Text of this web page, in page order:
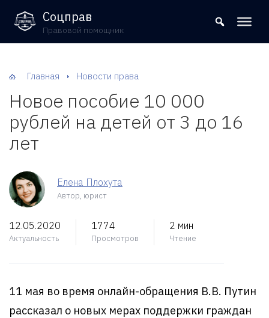
8 (800) 302-09-37
Соцправ
Правовой помощник
Главная Новости права
Новое пособие 10 000
рублей на детей от 3 до 16
лет
Елена Плохута
Автор, юрист
12.05.2020
Актуальность
1774
Просмотров
2 мин
Чтение
11 мая во время онлайн-обращения В.В. Путин
рассказал о новых мерах поддержки граждан